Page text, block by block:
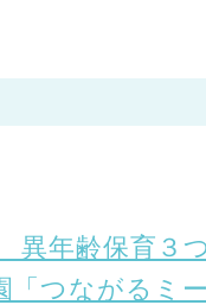
年齢保育３
つながるミ